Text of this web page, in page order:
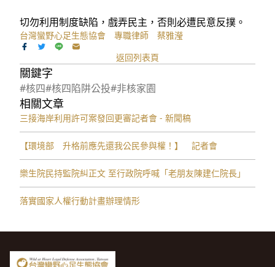
切勿利用制度缺陷，戲弄民主，否則必遭民意反撲。
台灣蠻野心足生態協會 專職律師 蔡雅瀅
返回列表頁
關鍵字
#核四#核四陷阱公投#非核家園
相關文章
三接海岸利用許可案發回更審記者會 - 新聞稿
【環境部 升格前應先還我公民參與權！】 記者會
樂生院民持監院糾正文 至行政院呼喊「老朋友陳建仁院長」
落實國家人權行動計畫辦理情形